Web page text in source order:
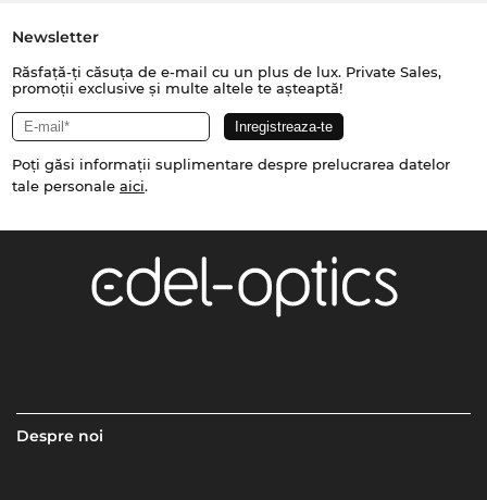
Newsletter
Răsfață-ți căsuța de e-mail cu un plus de lux. Private Sales,
promoții exclusive și multe altele te așteaptă!
Poți găsi informații suplimentare despre prelucrarea datelor
tale personale aici.
Despre noi